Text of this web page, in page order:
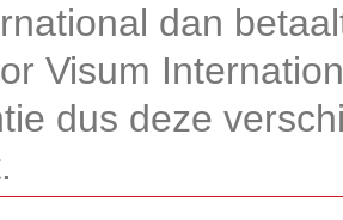
dan
Visum
dus deze